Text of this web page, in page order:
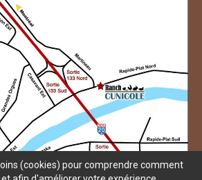
(cookies) pour comprendre comment